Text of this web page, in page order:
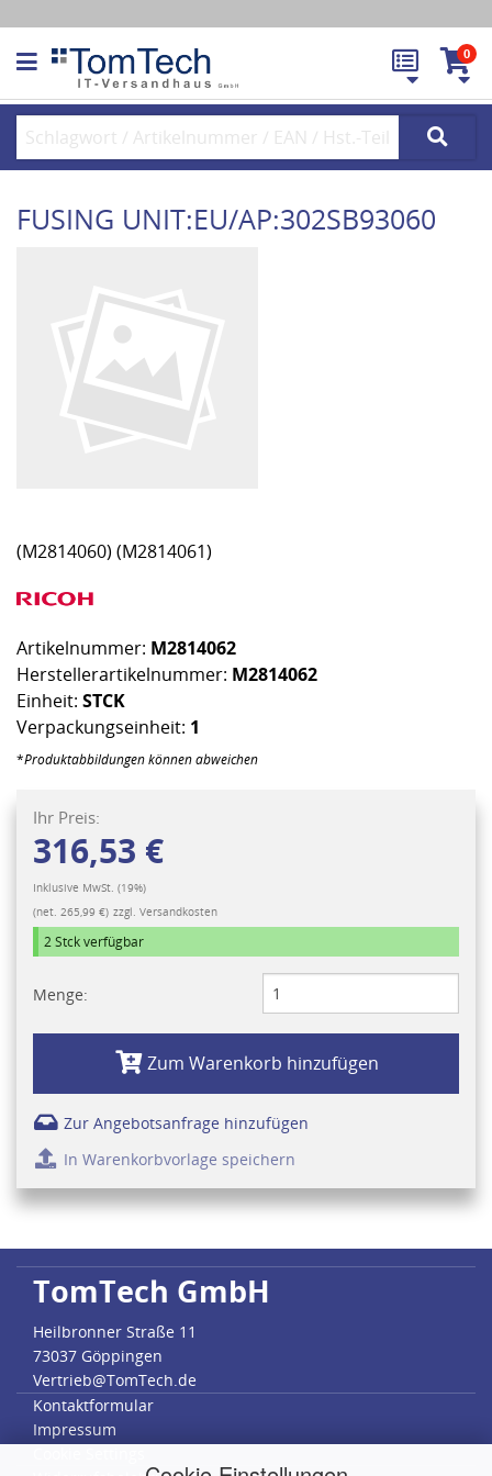
0
FUSING UNIT:EU/AP:302SB93060
(M2814060) (M2814061)
Artikelnummer: M2814062
Herstellerartikelnummer: M2814062
Einheit: STCK
Verpackungseinheit: 1
*Produktabbildungen können abweichen
Ihr Preis:
316,53 €
Inklusive MwSt. (19%)
(net. 265,99 €) zzgl. Versandkosten
2 Stckverfügbar
Menge:
Zum Warenkorb hinzufügen
Zur Angebotsanfrage hinzufügen
In Warenkorbvorlage speichern
TomTech GmbH
Heilbronner Straße 11
73037 Göppingen
Vertrieb@TomTech.de
Kontaktformular
Impressum